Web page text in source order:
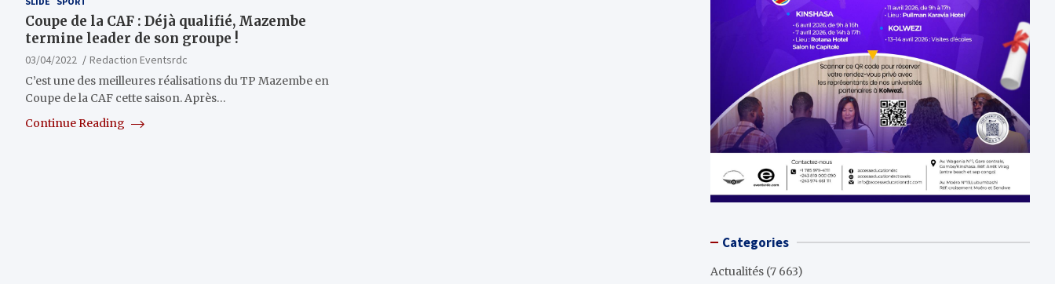
Coupe de la CAF : Déjà qualifié, Mazembe
termine leader de son groupe !
03/04/2022
Redaction Eventsrdc
C’est une des meilleures réalisations du TP Mazembe en
Coupe de la CAF cette saison. Après…
Continue Reading
Categories
Actualités (7 663)